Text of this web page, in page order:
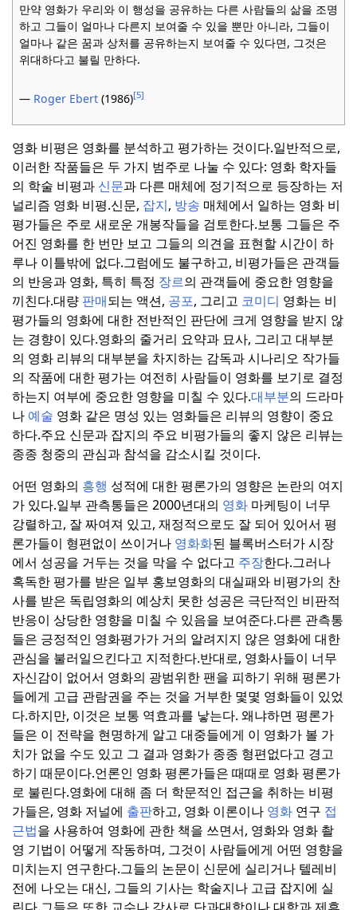
만약 영화가 우리와 이 행성을 공유하는 다른 사람들의 삶을 조명
하고 그들이 얼마나 다른지 보여줄 수 있을 뿐만 아니라, 그들이
얼마나 같은 꿈과 상처를 공유하는지 보여줄 수 있다면, 그것은
위대하다고 불릴 만하다.
— Roger Ebert (1986)[5]
영화 비평은 영화를 분석하고 평가하는 것이다.일반적으로,
이러한 작품들은 두 가지 범주로 나눌 수 있다: 영화 학자들
의 학술 비평과 신문과 다른 매체에 정기적으로 등장하는 저
널리즘 영화 비평.신문, 잡지, 방송 매체에서 일하는 영화 비
평가들은 주로 새로운 개봉작들을 검토한다.보통 그들은 주
어진 영화를 한 번만 보고 그들의 의견을 표현할 시간이 하
루나 이틀밖에 없다.그럼에도 불구하고, 비평가들은 관객들
의 반응과 영화, 특히 특정 장르의 관객들에 중요한 영향을
끼친다.대량 판매되는 액션, 공포, 그리고 코미디 영화는 비
평가들의 영화에 대한 전반적인 판단에 크게 영향을 받지 않
는 경향이 있다.영화의 줄거리 요약과 묘사, 그리고 대부분
의 영화 리뷰의 대부분을 차지하는 감독과 시나리오 작가들
의 작품에 대한 평가는 여전히 사람들이 영화를 보기로 결정
하는지 여부에 중요한 영향을 미칠 수 있다.대부분의 드라마
나 예술 영화 같은 명성 있는 영화들은 리뷰의 영향이 중요
하다.주요 신문과 잡지의 주요 비평가들의 좋지 않은 리뷰는
종종 청중의 관심과 참석을 감소시킬 것이다.
어떤 영화의 흥행 성적에 대한 평론가의 영향은 논란의 여지
가 있다.일부 관측통들은 2000년대의 영화 마케팅이 너무
강렬하고, 잘 짜여져 있고, 재정적으로도 잘 되어 있어서 평
론가들이 형편없이 쓰이거나 영화화된 블록버스터가 시장
에서 성공을 거두는 것을 막을 수 없다고 주장한다.그러나
혹독한 평가를 받은 일부 홍보영화의 대실패와 비평가의 찬
사를 받은 독립영화의 예상치 못한 성공은 극단적인 비판적
반응이 상당한 영향을 미칠 수 있음을 보여준다.다른 관측통
들은 긍정적인 영화평가가 거의 알려지지 않은 영화에 대한
관심을 불러일으킨다고 지적한다.반대로, 영화사들이 너무
자신감이 없어서 영화의 광범위한 팬을 피하기 위해 평론가
들에게 고급 관람권을 주는 것을 거부한 몇몇 영화들이 있었
다.하지만, 이것은 보통 역효과를 낳는다. 왜냐하면 평론가
들은 이 전략을 현명하게 알고 대중들에게 이 영화가 볼 가
치가 없을 수도 있고 그 결과 영화가 종종 형편없다고 경고
하기 때문이다.언론인 영화 평론가들은 때때로 영화 평론가
로 불린다.영화에 대해 좀 더 학문적인 접근을 취하는 비평
가들은, 영화 저널에 출판하고, 영화 이론이나 영화 연구 접
근법을 사용하여 영화에 관한 책을 쓰면서, 영화와 영화 촬
영 기법이 어떻게 작동하며, 그것이 사람들에게 어떤 영향을
미치는지 연구한다.그들의 논문이 신문에 실리거나 텔레비
전에 나오는 대신, 그들의 기사는 학술지나 고급 잡지에 실